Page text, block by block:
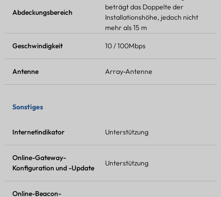
Abdeckungsbereich
beträgt das Doppelte der
Installationshöhe, jedoch nicht
mehr als 15 m
Geschwindigkeit 10 / 100Mbps
Antenne Array-Antenne
Sonstiges
Internetindikator Unterstützung
Online-Gateway-
Konfiguration und -Update
Unterstützung
Online-Beacon-